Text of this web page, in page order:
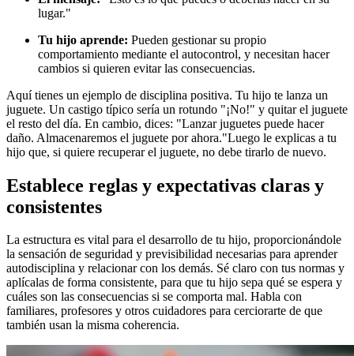
lugar."
Tu hijo aprende: Pueden gestionar su propio
comportamiento mediante el autocontrol, y necesitan hacer
cambios si quieren evitar las consecuencias.
Aquí tienes un ejemplo de disciplina positiva. Tu hijo te lanza un
juguete. Un castigo típico sería un rotundo "¡No!" y quitar el juguete
el resto del día. En cambio, dices: "Lanzar juguetes puede hacer
daño. Almacenaremos el juguete por ahora."Luego le explicas a tu
hijo que, si quiere recuperar el juguete, no debe tirarlo de nuevo.
Establece reglas y expectativas claras y
consistentes
La estructura es vital para el desarrollo de tu hijo, proporcionándole
la sensación de seguridad y previsibilidad necesarias para aprender
autodisciplina y relacionar con los demás. Sé claro con tus normas y
aplícalas de forma consistente, para que tu hijo sepa qué se espera y
cuáles son las consecuencias si se comporta mal. Habla con
familiares, profesores y otros cuidadores para cerciorarte de que
también usan la misma coherencia.